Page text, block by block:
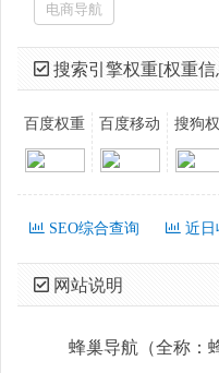
电商导航
搜索引擎权重[权重
百度权重 百度移动 搜狗
SEO综合查询 近日
网站说明
蜂巢导航（全称：